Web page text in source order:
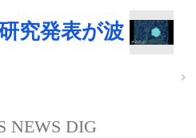
究発表が波
NEWS DIG